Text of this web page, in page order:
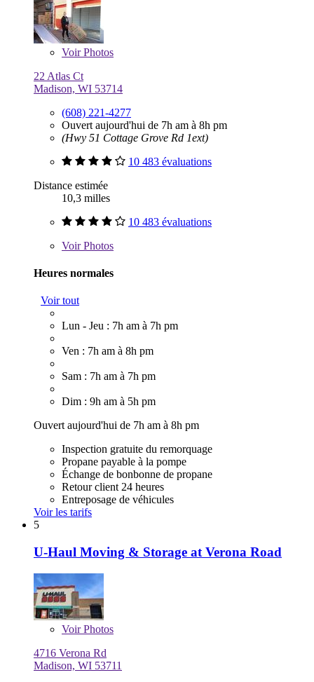
VoirPhotos
22 Atlas Ct
Madison, WI 53714
(608) 221-4277
Ouvert aujourd'hui de 7h am à 8h pm
(Hwy 51 Cottage Grove Rd 1ext)
10 483 évaluations
Distance estimée
10,3 milles
10 483 évaluations
VoirPhotos
Heures normales
Voir tout
Lun - Jeu : 7h am à 7h pm
Ven : 7h am à 8h pm
Sam : 7h am à 7h pm
Dim : 9h am à 5h pm
Ouvert aujourd'hui de 7h am à 8h pm
Inspection gratuite du remorquage
Propane payable à la pompe
Échange de bonbonne de propane
Retour client 24 heures
Entreposage de véhicules
Voir les tarifs
5
U-Haul Moving & Storage at Verona Road
VoirPhotos
4716 Verona Rd
Madison, WI 53711